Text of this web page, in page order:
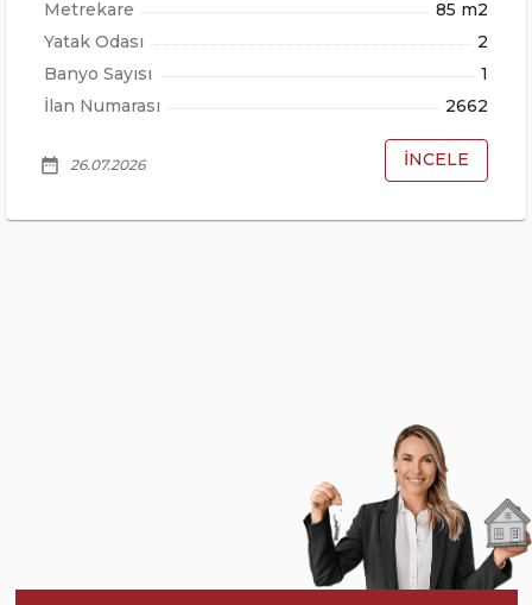
Metrekare
85 m2
Yatak Odası
2
Banyo Sayısı
1
İlan Numarası
2662
date_range 26.07.2026 İNCELE